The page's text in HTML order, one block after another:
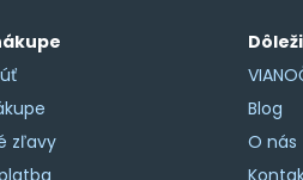
zľavy
Blog
O nás